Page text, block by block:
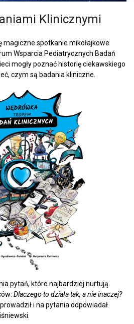
Klinicznymi
magiczne spotkanie mikołajkowe
Wsparcia Pediatrycznych Badań
mogły poznać historię ciekawskiego
czym są badania kliniczne.
pytań, które najbardziej nurtują
Dlaczego to działa tak, a nie inaczej?
i na pytania odpowiadał